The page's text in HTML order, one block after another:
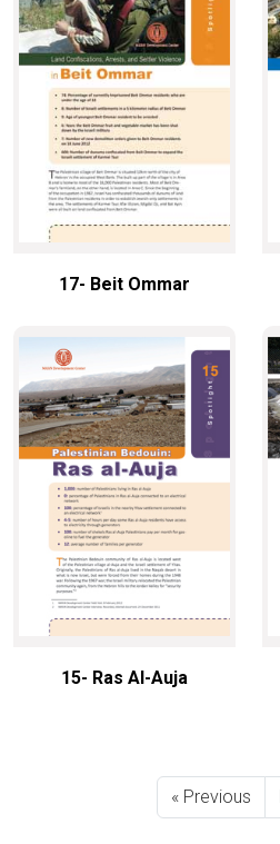
17- Beit Ommar
15- Ras Al-Auja
« Previous